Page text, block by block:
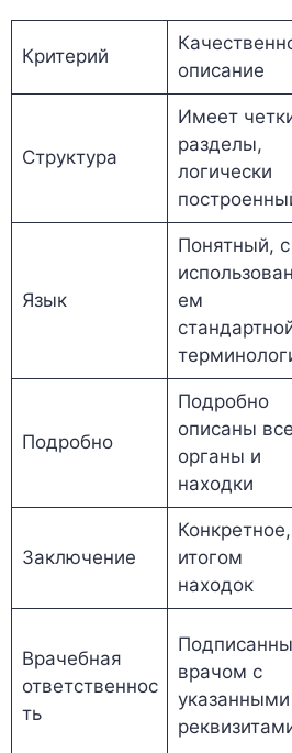
Критерий
описание
Структура
Имеет
разделы,
логически
Язык
Понятный, с
ем
Подробно
Подробно
описаны все
органы и
находки
Заключение
итогом
находок
Врачебная
ответственнос
ть
врачом с
указанными